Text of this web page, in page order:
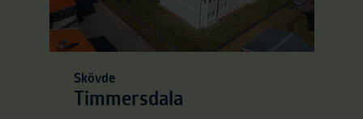
Skövde
Timmersdala